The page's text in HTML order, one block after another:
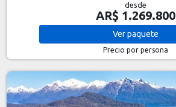
desde
AR$ 1.269.800
Verpaquete
Precio por persona